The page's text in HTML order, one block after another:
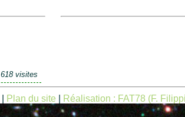
618 visites
Plan du site Réalisation : FAT78 (F.